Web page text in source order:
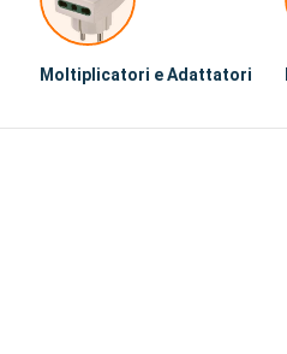
Moltiplicatori e Adattatori